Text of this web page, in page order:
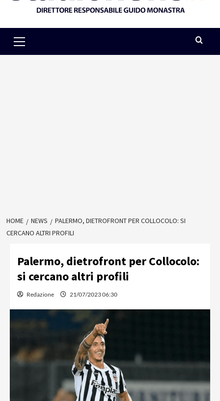
Menu
HOME NEWS
PALERMO, DIETROFRONT PER COLLOCOLO: SI
CERCANO ALTRI PROFILI
Palermo, dietrofront per Collocolo:
si cercano altri profili
Redazione 21/07/2023 06:30